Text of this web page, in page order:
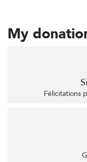
My
Félicitations